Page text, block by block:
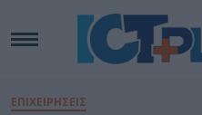
ΕΠΙΧΕΙΡΗΣΕΙΣ